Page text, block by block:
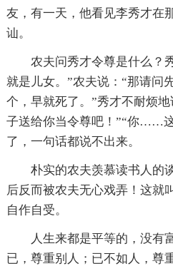
友，有一天，他看见李秀才在
讪。
农夫问秀才令尊是什么？
就是儿女。”农夫说：“那请问
个，早就死了。”秀才不耐烦
子送给你当令尊吧！”“你……
了，一句话都说不出来。
朴实的农夫羡慕读书人的
后反而被农夫无心戏弄！这
自作自受。
人生来都是平等的，没有
已，尊重别人；已不如人，尊